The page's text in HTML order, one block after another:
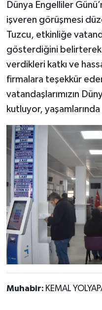
Dünya Engelliler
işveren görüşmesi
Tuzcu, etkinliğe
gösterdiğini
verdikleri katkı ve
firmalara teşekkür
vatandaşlarımızın
kutluyor,
Muhabir: KEMAL